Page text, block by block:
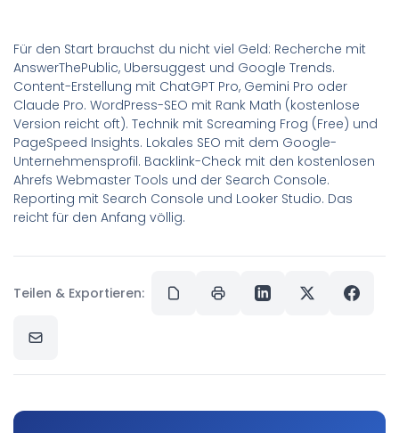
Für den Start brauchst du nicht viel Geld: Recherche mit
AnswerThePublic, Ubersuggest und Google Trends.
Content-Erstellung mit ChatGPT Pro, Gemini Pro oder
Claude Pro. WordPress-SEO mit Rank Math (kostenlose
Version reicht oft). Technik mit Screaming Frog (Free) und
PageSpeed Insights. Lokales SEO mit dem Google-
Unternehmensprofil. Backlink-Check mit den kostenlosen
Ahrefs Webmaster Tools und der Search Console.
Reporting mit Search Console und Looker Studio. Das
reicht für den Anfang völlig.
Teilen & Exportieren: